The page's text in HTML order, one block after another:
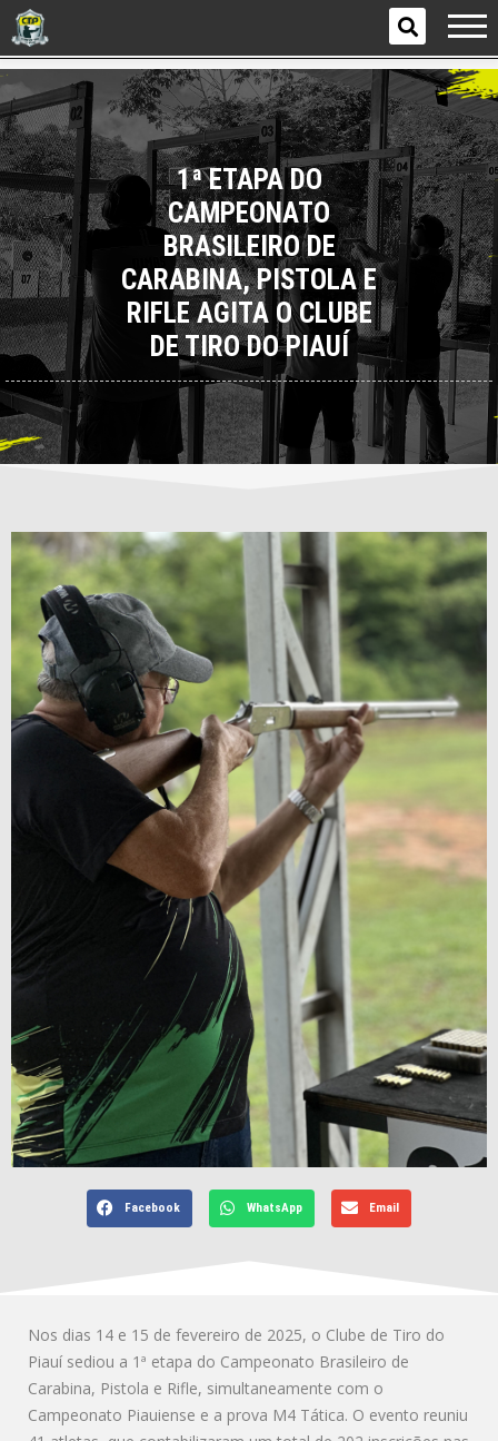
16:06 Geral
1ª ETAPA DO
CAMPEONATO
BRASILEIRO DE
CARABINA, PISTOLA E
RIFLE AGITA O CLUBE
DE TIRO DO PIAUÍ
Facebook WhatsApp Email
Nos dias 14 e 15 de fevereiro de 2025, o Clube de Tiro do
Piauí sediou a 1ª etapa do Campeonato Brasileiro de
Carabina, Pistola e Rifle, simultaneamente com o
Campeonato Piauiense e a prova M4 Tática. O evento reuniu